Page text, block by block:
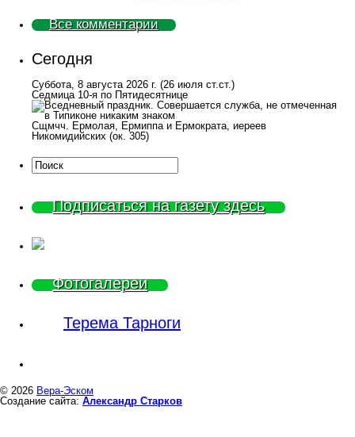
Все комментарии
Сегодня
Суббота, 8 августа 2026 г. (26 июля ст.ст.)
Седмица 10-я по Пятидесятнице
Сщмчч. Ермолая, Ермиппа и Ермократа, иереев
Никомидийских (ок. 305)
Подписаться на газету здесь
Фотогалереи
Терема Тарноги
© 2026 Вера-Эском
Создание сайта: Александр Старков